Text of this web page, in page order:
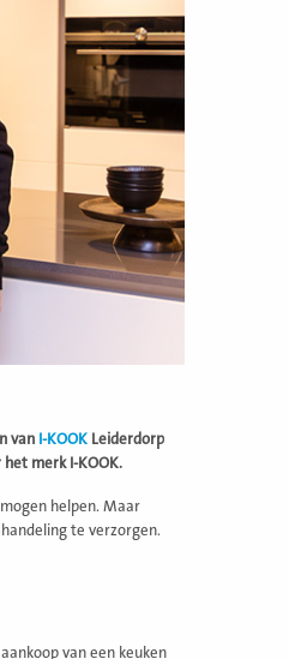
van I-KOOK Leiderdorp
merk I-KOOK.
helpen. Maar
te verzorgen.
van een keuken